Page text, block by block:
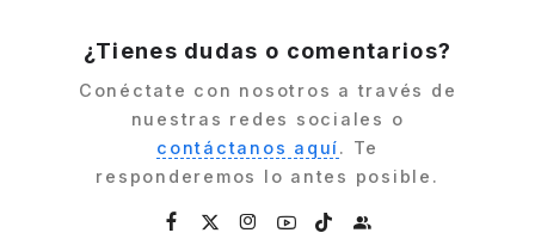
¿Tienes dudas o comentarios?
Conéctate con nosotros a través de
nuestras redes sociales o
contáctanos aquí. Te
responderemos lo antes posible.